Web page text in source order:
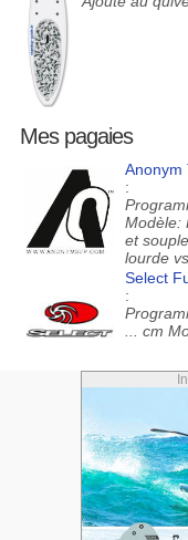
Mes pagaies
Anonym
:
Modèle:
et
lourde
Select
:
... cm